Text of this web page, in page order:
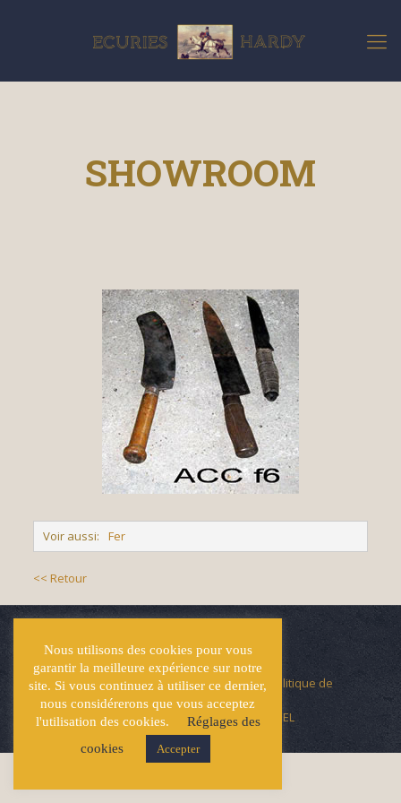
SHOWROOM
Voir aussi: Fer
<< Retour
© Écuries Hardy - Mentions légales- Politique de
confidentialité
Site développé parLucas GICQUEL
Nous utilisons des cookies pour vous
garantir la meilleure expérience sur notre
site. Si vous continuez à utiliser ce dernier,
nous considérerons que vous acceptez
l'utilisation des cookies.
Réglages des
cookies
Accepter